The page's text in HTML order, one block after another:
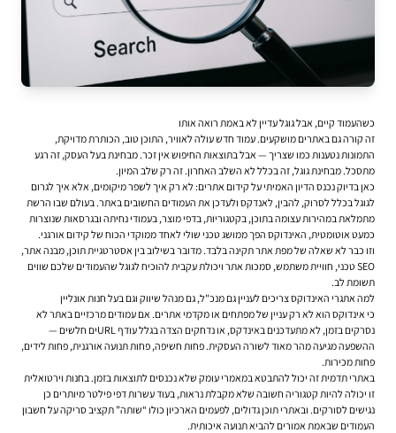
כשהעמוד קיים, אבל גוגל עדיין לא באמת רואה אותו
זה קורה גם באתרים מושקעים. עמוד חדש עולה לאוויר, התוכן טוב, הכותרת מדויקת,
התמונות נטענות כמו שצריך — אבל בתוצאות החיפוש אין זכר. מבחינת בעל העסק, זה רגע
מתסכל. מבחינת גוגל, זה בכלל לא השלב האחרון. זה רק שלב המיון.
כאן בדיוק נכנס הדיון האמיתי על קידום אתרים: לא רק איך לשפר מיקומים, אלא איך לגרום
לגוגל בכלל לסרוק, להבין, לאנדקס ולעדכן את העמודים החשובים באתר. בעולם שבו הרשת
מתמלאת במהירות עצומה בתוכן, בקטגוריות, בדפי מוצר, בעמודי נחיתה ובגרסאות שנוצרות
כמעט אוטומטית, האינדוקס הפך ממושג טכני שולי לאחד ממוקדי הכוח של קידום אורגני.
וזו כבר לא שאלה של מפת אתר תקינה בלבד. מדובר בשילוב בין אסטרטגיית תוכן, מבנה אתר,
SEO טכני, חוויית משתמש, סמכות אתר ויכולת עקבית להוכיח לגוגל שהעמודים שלכם שווים
תשומת לב.
למה אתגרי האינדוקס צריכים לעניין גם מנכ"ל, גם מנהל שיווק וגם בעל חנות אונליין
כי אינדוקס הוא לא רק עניין של מפתחים או מקדמי אתרים. אם עמודים מרכזיים באתר לא
נסרקים בזמן, לא מתעדכנים באינדקס, או נדחקים הצדה בגלל עודף URLים חלשים —
ההשפעה מגיעה מהר מאוד לשורה העסקית. פחות חשיפה, פחות תנועה אורגנית, פחות לידים,
פחות מכירות.
באתרי תדמית זה יכול להתבטא במאמרי עומק שלא נכנסים לתוצאות בזמן. בחנות וירטואלית
זו יכולה להיות קטגוריה חשובה שלא מקבלת נראות, בעוד עשרות דפי פילטר מיותרים כן
נגישים לסורקים. ובאתרי תוכן גדולים, לפעמים הארכיון כולו “שותה” תקציב סריקה על חשבון
העמודים שבאמת אמורים להביא תנועה איכותית.